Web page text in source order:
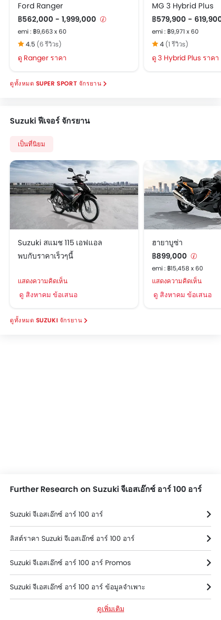
Ford Ranger
฿562,000 - 1,999,000
emi : ฿9,663 x 60
4.5 (6 รีวิวs)
Ranger ราคา
MG 3 Hybrid Plus
฿579,900 -
emi : ฿9,971 x 60
4 (1 รีวิวs)
3 Hybrid Plus ราคา
SUPER SPORT จักรยาน
Suzuki ฟีเจอร์ จักรยาน
เป็นที่นิยม
Suzuki สแมช 115 เอฟแอล
พบกับราคาเร็วๆนี้
แสดงความคิดเห็น
ดู สิงหาคม ข้อเสนอ
ฮายาบูซ่า
฿899,000
emi : ฿15,458 x 60
แสดงความคิดเห็น
ดู สิงหาคม ข้อเสนอ
SUZUKI จักรยาน
Further Research on Suzuki จีเอสเอ๊กซ์ อาร์ 100 อาร์
Suzuki จีเอสเอ๊กซ์ อาร์ 100 อาร์
ลิสต์ราคา Suzuki จีเอสเอ๊กซ์ อาร์ 100 อาร์
Suzuki จีเอสเอ๊กซ์ อาร์ 100 อาร์ Promos
Suzuki จีเอสเอ๊กซ์ อาร์ 100 อาร์ ข้อมูลจำเพาะ
Suzuki จีเอสเอ๊กซ์ อาร์ 100 อาร์ สีดูเพิ่มเติม